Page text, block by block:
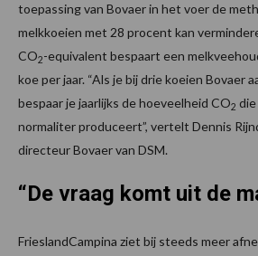
toepassing van Bovaer in het voer de
melkkoeien met 28 procent kan
CO2-equivalent bespaart een
koe per jaar. “Als je bij drie koeien Bovaer
bespaar je jaarlijks de hoeveelheid CO2
normaliter produceert”, vertelt Dennis
directeur Bovaer van DSM.
“De vraag komt uit de
FrieslandCampina ziet bij steeds meer